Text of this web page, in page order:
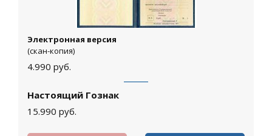
Электронная версия
(скан-копия)
4.990 руб.
Настоящий Гознак
15.990 руб.